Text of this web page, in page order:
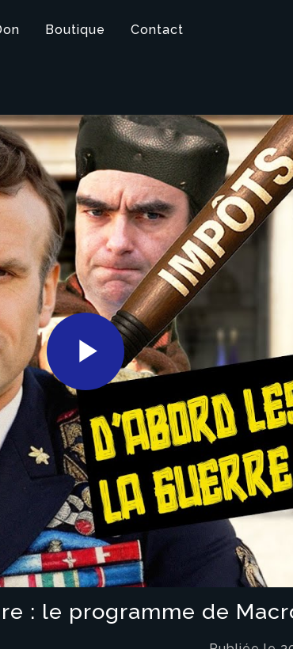
Boutique Contact
Play
Video
: le programme de